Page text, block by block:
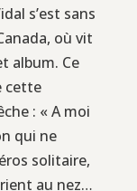
s’est sans
où vit
album. Ce
cette
: « A moi
qui ne
solitaire,
au nez…